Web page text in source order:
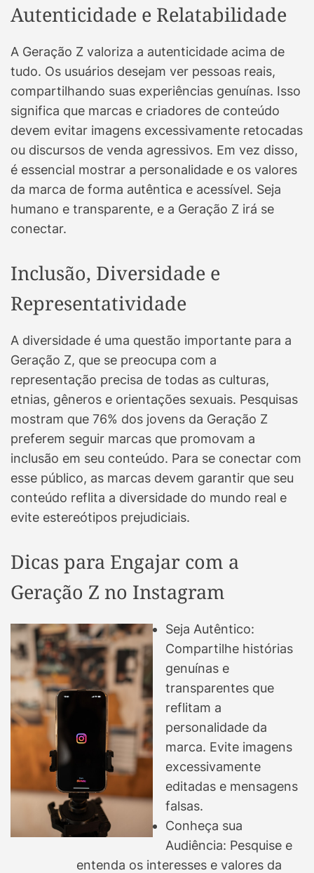
Autenticidade e Relatabilidade
A Geração Z valoriza a autenticidade acima de
tudo. Os usuários desejam ver pessoas reais,
compartilhando suas experiências genuínas. Isso
significa que marcas e criadores de conteúdo
devem evitar imagens excessivamente retocadas
ou discursos de venda agressivos. Em vez disso,
é essencial mostrar a personalidade e os valores
da marca de forma autêntica e acessível. Seja
humano e transparente, e a Geração Z irá se
conectar.
Inclusão, Diversidade e
Representatividade
A diversidade é uma questão importante para a
Geração Z, que se preocupa com a
representação precisa de todas as culturas,
etnias, gêneros e orientações sexuais. Pesquisas
mostram que 76% dos jovens da Geração Z
preferem seguir marcas que promovam a
inclusão em seu conteúdo. Para se conectar com
esse público, as marcas devem garantir que seu
conteúdo reflita a diversidade do mundo real e
evite estereótipos prejudiciais.
Dicas para Engajar com a
Geração Z no Instagram
Seja Autêntico:
Compartilhe histórias
genuínas e
transparentes que
reflitam a
personalidade da
marca. Evite imagens
excessivamente
editadas e mensagens
falsas.
Conheça sua
Audiência: Pesquise e
entenda os interesses e valores da